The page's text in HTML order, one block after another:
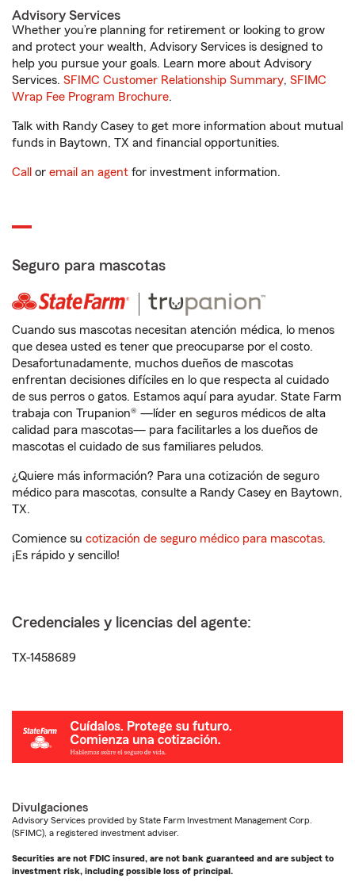
Advisory Services
Whether you’re planning for retirement or looking to grow
and protect your wealth, Advisory Services is designed to
help you pursue your goals. Learn more about Advisory
Services. SFIMC Customer Relationship Summary, SFIMC
Wrap Fee Program Brochure.
Talk with Randy Casey to get more information about mutual
funds in Baytown, TX and financial opportunities.
Call or email an agent for investment information.
Seguro para mascotas
Cuando sus mascotas necesitan atención médica, lo menos
que desea usted es tener que preocuparse por el costo.
Desafortunadamente, muchos dueños de mascotas
enfrentan decisiones difíciles en lo que respecta al cuidado
de sus perros o gatos. Estamos aquí para ayudar. State Farm
trabaja con Trupanion® —líder en seguros médicos de alta
calidad para mascotas— para facilitarles a los dueños de
mascotas el cuidado de sus familiares peludos.
¿Quiere más información? Para una cotización de seguro
médico para mascotas, consulte a Randy Casey en Baytown,
TX.
Comience su cotización de seguro médico para mascotas.
¡Es rápido y sencillo!
Credenciales y licencias del agente:
TX-1458689
Divulgaciones
Advisory Services provided by State Farm Investment Management Corp.
(SFIMC), a registered investment adviser.
Securities are not FDIC insured, are not bank guaranteed and are subject to
investment risk, including possible loss of principal.